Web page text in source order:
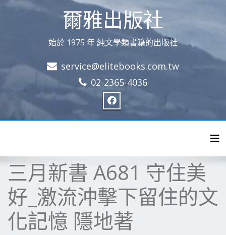
爾雅出版社
始於 1975 年 純文學類書籍的出版社
service@elitebooks.com.tw
02-2365-4036
三月新書 A681 守住美
好_激流沖擊下留住的文
化記憶 隱地著